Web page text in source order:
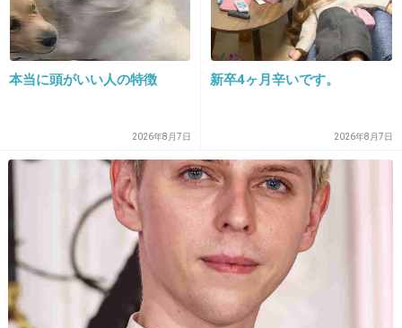
職場への愚痴で30分は喋ってるw
その人の上司の社員より断然動いてくれるし働
く側の事考えてくれる感ある。
社員の営業はマジで方向音痴の伝書鳩か？って
内容をはっきり先方に伝えないから余計ゴチャ
ゴチャして最悪だった。
+38
29. 匿名2019/12/24(火) 21:49:58
>>18
本当に頭がいい人の特徴
2026年8月7日
新卒4ヶ月辛いです。
2026年8月7日